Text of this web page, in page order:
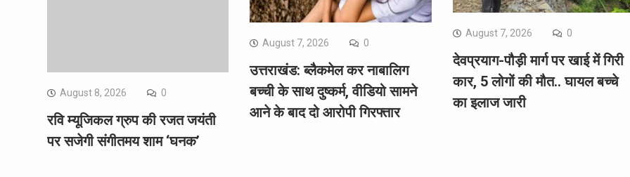
August 8, 2026 0
रवि म्यूजिकल ग्रुप की रजत जयंती
पर सजेगी संगीतमय शाम ‘घनक’
August 7, 2026 0
उत्तराखंड: ब्लैकमेल कर नाबालिग
बच्ची के साथ दुष्कर्म, वीडियो सामने
आने के बाद दो आरोपी गिरफ्तार
August 7, 2026 0
देवप्रयाग-पौड़ी मार्ग पर खाई में गिरी
कार, 5 लोगों की मौत.. घायल बच्चे
का इलाज जारी